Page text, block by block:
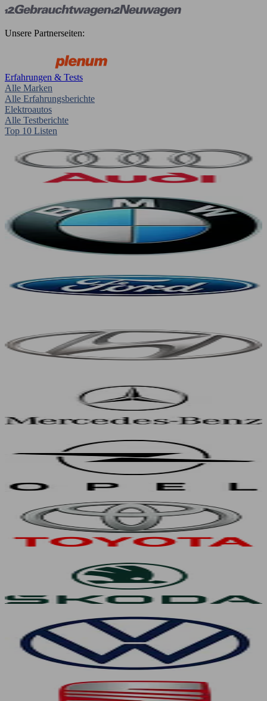
Unsere Partnerseiten:
Erfahrungen & Tests
Alle Marken
Alle Erfahrungsberichte
Elektroautos
Alle Testberichte
Top 10 Listen